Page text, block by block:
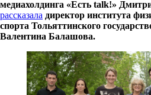
медиахолдинга «Есть talk!»
рассказала директор института
спорта Тольяттинского
Валентина Балашова.